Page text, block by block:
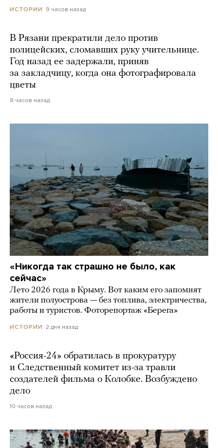
ИСТОРИИ 9 часов назад
В Рязани прекратили дело против
полицейских, сломавших руку учительнице.
Год назад ее задержали, приняв
за закладчицу, когда она фотографировала
цветы
8 часов назад
«Никогда так страшно не было, как
сейчас»
Лето 2026 года в Крыму. Вот каким его запомнят
жители полуострова — без топлива, электричества,
работы и туристов. Фоторепортаж «Берега»
ИСТОРИИ 2 дня назад
«Россия-24» обратилась в прокуратуру
и Следственный комитет из-за травли
создателей фильма о Колобке. Возбуждено
дело
10 часов назад